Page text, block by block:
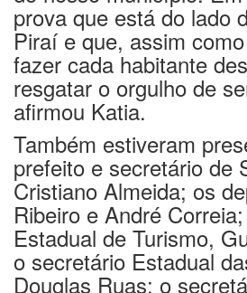
prova que está do lado
Piraí e que, assim
fazer cada habitante
resgatar o orgulho de
afirmou Katia.
Também estiveram
prefeito e secretário de
Cristiano Almeida; os
Ribeiro e André
Estadual de Turismo,
o secretário Estadual
Douglas Ruas; o